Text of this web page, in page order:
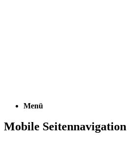
Menü
Mobile Seitennavigation